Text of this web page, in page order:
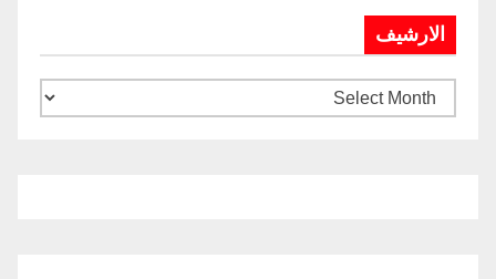
الارشيف